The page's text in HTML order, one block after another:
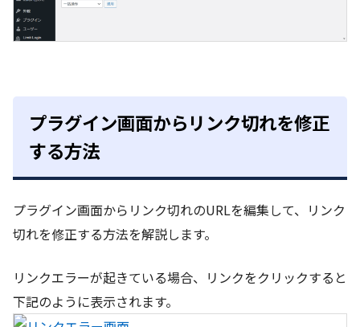
プラグイン画面からリンク切れを修正
する方法
プラグイン画面からリンク切れのURLを編集して、リンク
切れを修正する方法を解説します。
リンクエラーが起きている場合、リンクをクリックすると
下記のように表示されます。